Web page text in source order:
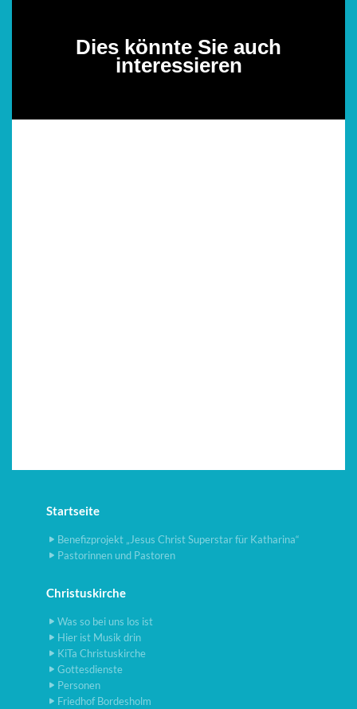
Dies könnte Sie auch
interessieren
Startseite
Benefizprojekt „Jesus Christ Superstar für Katharina“
Pastorinnen und Pastoren
Christuskirche
Was so bei uns los ist
Hier ist Musik drin
KiTa Christuskirche
Gottesdienste
Personen
Friedhof Bordesholm